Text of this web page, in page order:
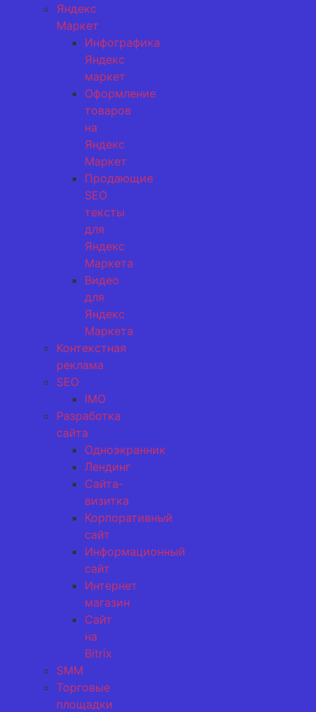
Яндекс
Маркет
Инфографика
Яндекс
маркет
Оформление
товаров
на
Яндекс
Маркет
Продающие
SEO
тексты
для
Яндекс
Маркета
Видео
для
Яндекс
Маркета
Контекстная
реклама
SEO
IMO
Разработка
сайта
Одноэкранник
Лендинг
Сайта-
визитка
Корпоративный
сайт
Информационный
сайт
Интернет
магазин
Сайт
на
Bitrix
SMM
Торговые
площадки